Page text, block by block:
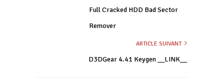
Full Cracked HDD Bad Sector
Remover
ARTICLE SUIVANT
D3DGear 4.41 Keygen __LINK__